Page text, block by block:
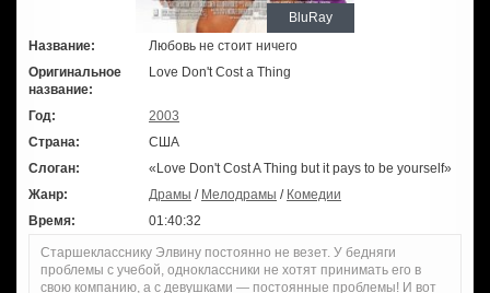
BluRay
Название:
Любовь не стоит ничего
Оригинальное
название:
Love Don't Cost a Thing
Год:
2003
Страна:
США
Слоган:
«Love Don't Cost A Thing but it pays to be yourself»
Жанр:
Драмы / Мелодрамы / Комедии
Время:
01:40:32
Старшекласснику Элвину постоянно не везет. У бедняги
проблемы с учебой, одноклассники не хотят принимать его в
свою компанию, а с девушками — постоянные проблемы! И вот